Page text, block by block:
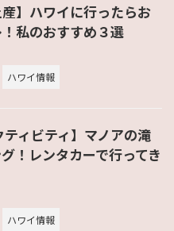
産】ハワイに行ったらお
私のおすすめ３選
ハワイ情報
ティビティ】マノアの滝
！レンタカーで行ってき
ハワイ情報